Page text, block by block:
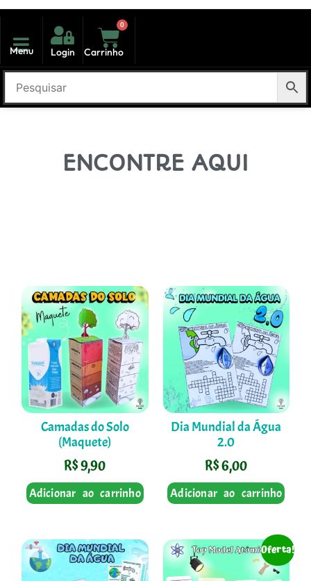
Menu Login
0
Carrinho
ENCONTRE AQUI
Camadas do Solo
(Maquete)
R$9,90
Adicionar ao carrinho
Dia Mundial da Água
2.0
R$6,00
Adicionar ao carrinho
Oferta!